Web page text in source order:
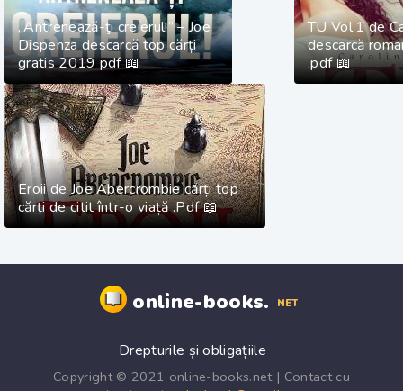
„Antrenează-ţi creierul!” – Joe
Dispenza descarcă top cărți
gratis 2019 pdf 📖
TU Vol.1 de
descarcă
.pdf 📖
Eroii de Joe Abercrombie cărți top
cărți de citit într-o viață .Pdf 📖
online-books. NET
Drepturile și obligațiile
Copyright © 2021 online-books.net | Contact cu